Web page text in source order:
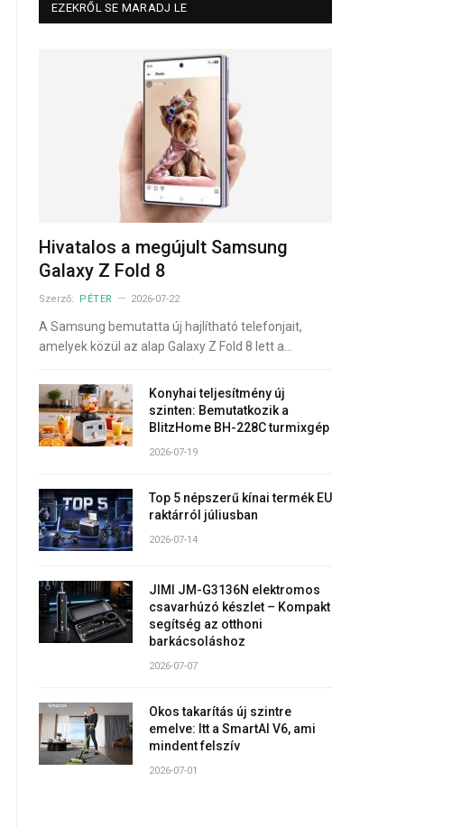
EZEKRŐL SE MARADJ LE
Hivatalos a megújult Samsung
Galaxy Z Fold 8
Szerző: PÉTER 2026-07-22
A Samsung bemutatta új hajlítható telefonjait,
amelyek közül az alap Galaxy Z Fold 8 lett a…
Konyhai teljesítmény új
szinten: Bemutatkozik a
BlitzHome BH-228C turmixgép
2026-07-19
Top 5 népszerű kínai termék EU
raktárról júliusban
2026-07-14
JIMI JM-G3136N elektromos
csavarhúzó készlet – Kompakt
segítség az otthoni
barkácsoláshoz
2026-07-07
Okos takarítás új szintre
emelve: Itt a SmartAI V6, ami
mindent felszív
2026-07-01